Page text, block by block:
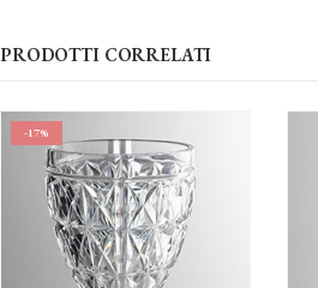
PRODOTTI CORRELATI